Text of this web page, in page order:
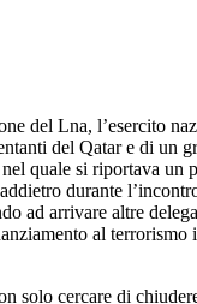
del Lna, l’esercito
del Qatar e di un
si riportava un
durante
ad arrivare altre
al
cercare di